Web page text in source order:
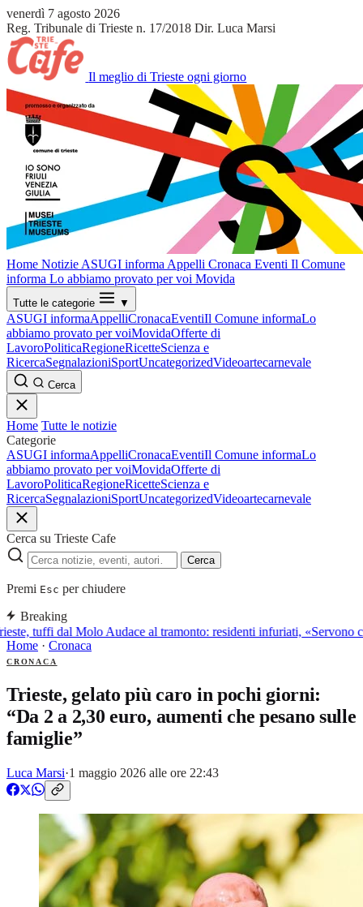
venerdì 7 agosto 2026
Reg. Tribunale di Trieste n. 17/2018 Dir. Luca Marsi
Il meglio di Trieste ogni giorno
Home Notizie ASUGI informa Appelli Cronaca Eventi Il Comune
informa Lo abbiamo provato per voi Movida
Tutte le categorie ▼
ASUGI informaAppelliCronacaEventiIl Comune informaLo
abbiamo provato per voiMovidaOfferte di
LavoroPoliticaRegioneRicetteScienza e
RicercaSegnalazioniSportUncategorizedVideoartecarnevale
Cerca
Home Tutte le notizie
Categorie
ASUGI informaAppelliCronacaEventiIl Comune informaLo
abbiamo provato per voiMovidaOfferte di
LavoroPoliticaRegioneRicetteScienza e
RicercaSegnalazioniSportUncategorizedVideoartecarnevale
Cerca su Trieste Cafe
Cerca
Premi Esc per chiudere
Breaking
tuffi dal Molo Audace al tramonto: residenti infuriati, «Servono
Home · Cronaca
CRONACA
Trieste, gelato più caro in pochi giorni:
“Da 2 a 2,30 euro, aumenti che pesano sulle
famiglie”
Luca Marsi·1 maggio 2026 alle ore 22:43